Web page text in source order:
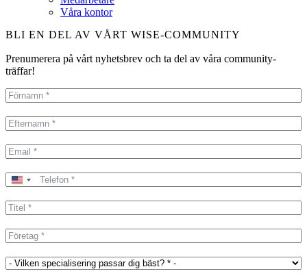
Våra kontor
BLI EN DEL AV VÅRT WISE-COMMUNITY
Prenumerera på vårt nyhetsbrev och ta del av våra community-
träffar!
United
+1